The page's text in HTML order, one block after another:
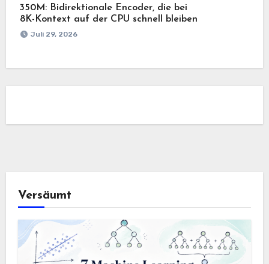
350M: Bidirektionale Encoder, die bei
8K-Kontext auf der CPU schnell bleiben
Juli 29, 2026
Versäumt